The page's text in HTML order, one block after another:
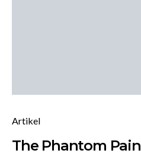
Artikel
The Phantom Pain